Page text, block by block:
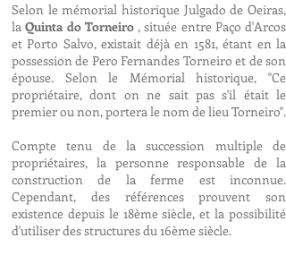
Selon le mémorial historique Julgado de Oeiras,
laQuinta do Torneiro, située entre Paço d'Arcos
et Porto Salvo, existait déjà en 1581, étant en la
possession de Pero Fernandes Torneiro et de son
épouse. Selon le Mémorial historique, "Ce
propriétaire, dont on ne sait pas s'il était le
premier ou non, portera le nom de lieu Torneiro".
Compte tenu de la succession multiple de
propriétaires, la personne responsable de la
construction de la ferme est inconnue.
Cependant, des références prouvent son
existence depuis le 18ème siècle, et la possibilité
d'utiliser des structures du 16ème siècle.